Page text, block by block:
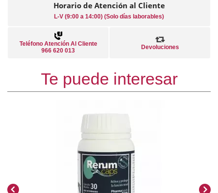
Horario de Atención al Cliente
L-V (9:00 a 14:00) (Solo días laborables)
Teléfono Atención Al Cliente
966 620 013
Devoluciones
Te puede interesar